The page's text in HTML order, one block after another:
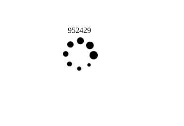
952429